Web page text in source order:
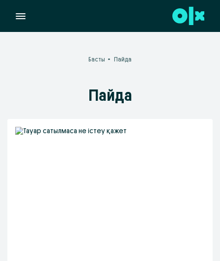
Басты Пайда
Пайда